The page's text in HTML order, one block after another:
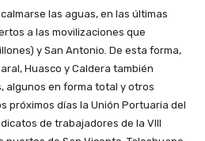
las aguas, en las últimas
a las movilizaciones que
y San Antonio. De esta forma,
Huasco y Caldera también
algunos en forma total y otros
próximos días la Unión Portuaria del
de trabajadores de la VIII